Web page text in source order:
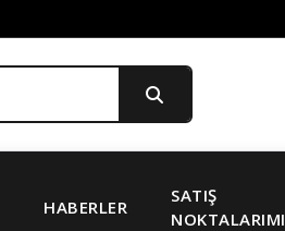
HABERLER
SATIŞ